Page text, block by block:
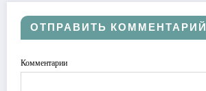
ОТПРАВИТЬ КОММЕНТАРИЙ
Комментарии